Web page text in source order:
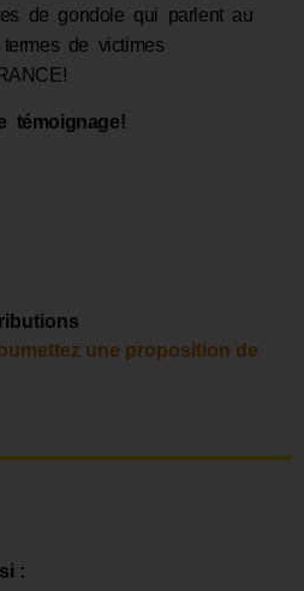
de gondole qui parlent au
de victimes
témoignage!
une proposition de
: